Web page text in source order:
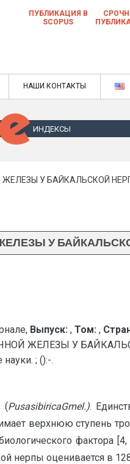
статей в
научном журнале
ПУБЛИКАЦИЯ В
SCOPUS
НАШИ КОНТАКТЫ
ИНДЕКСЫ
У БАЙКАЛЬСКОЙ
У
Выпуск: , Том: ,
ЖЕЛЕЗЫ У
; ():-.
(PusasibiricaGmel.).
верхнюю ступень
фактора
нерпы оценивается в